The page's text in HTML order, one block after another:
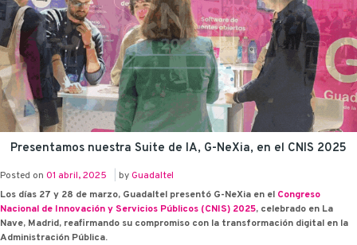
Presentamos nuestra Suite de IA, G-NeXia, en el CNIS 2025
Posted on 01 abril, 2025 by Guadaltel
Los días 27 y 28 de marzo, Guadaltel presentó G-NeXia en el Congreso
Nacional de Innovación y Servicios Públicos (CNIS) 2025, celebrado en La
Nave, Madrid, reafirmando su compromiso con la transformación digital en la
Administración Pública.